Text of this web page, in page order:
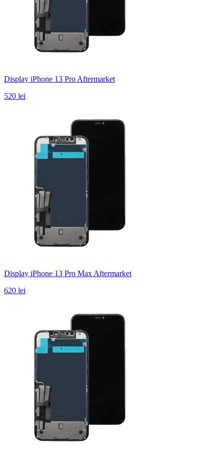
Display iPhone 13 Pro Aftermarket
520 lei
Display iPhone 13 Pro Max Aftermarket
620 lei